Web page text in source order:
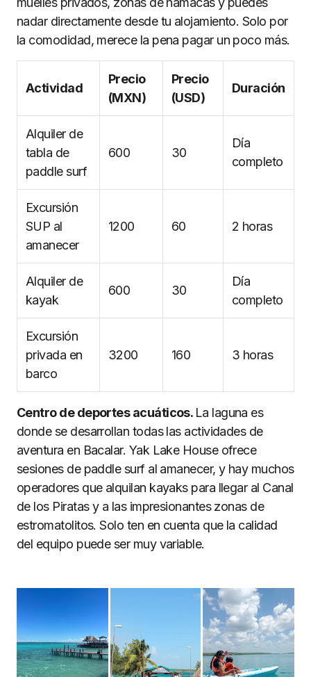
nadar directamente desde tu alojamiento. Solo por
la comodidad, merece la pena pagar un poco más.
Actividad
Precio
(MXN)
Precio
(USD)
Duración
Alquiler de
tabla de
paddle surf
600 30
Día
completo
Excursión
SUP al
amanecer
1200 60 2 horas
Alquiler de
kayak
600 30
Día
completo
Excursión
privada en
barco
3200 160 3 horas
Centro de deportes acuáticos. La laguna es
donde se desarrollan todas las actividades de
aventura en Bacalar. Yak Lake House ofrece
sesiones de paddle surf al amanecer, y hay muchos
operadores que alquilan kayaks para llegar al Canal
de los Piratas y a las impresionantes zonas de
estromatolitos. Solo ten en cuenta que la calidad
del equipo puede ser muy variable.